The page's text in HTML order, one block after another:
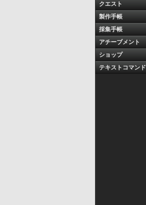
クエスト
製作手帳
採集手帳
アチーブメント
ショップ
テキストコマンド